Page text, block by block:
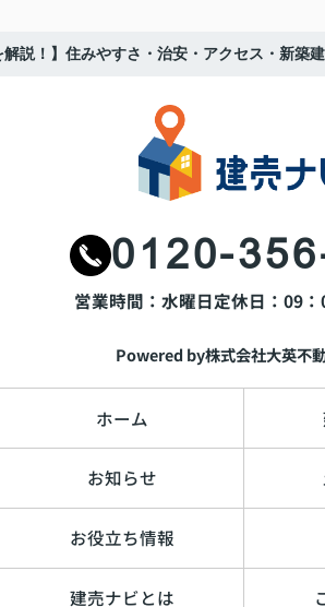
説！】住みやすさ・治安・アクセス・新築
0120-
営業時間：水曜日定休日：09
Powered by株式会社大英不
ホーム
お知らせ
お役立ち情報
建売ナビとは